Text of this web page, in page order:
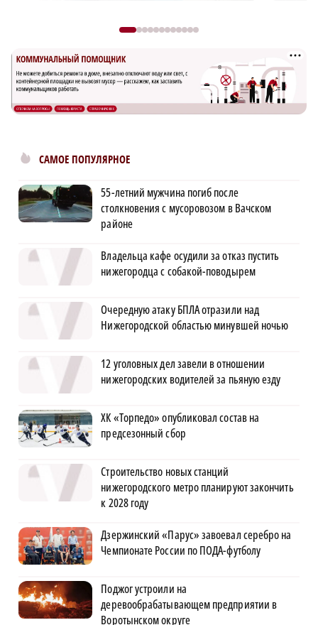
САМОЕ ПОПУЛЯРНОЕ
55-летний мужчина погиб после
столкновения с мусоровозом в Вачском
районе
Владельца кафе осудили за отказ пустить
нижегородца с собакой-поводырем
Очередную атаку БПЛА отразили над
Нижегородской областью минувшей ночью
12 уголовных дел завели в отношении
нижегородских водителей за пьяную езду
ХК «Торпедо» опубликовал состав на
предсезонный сбор
Строительство новых станций
нижегородского метро планируют закончить
к 2028 году
Дзержинский «Парус» завоевал серебро на
Чемпионате России по ПОДА-футболу
Поджог устроили на
деревообрабатывающем предприятии в
Воротынском округе